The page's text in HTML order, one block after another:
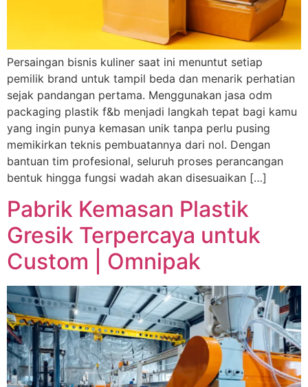
Persaingan bisnis kuliner saat ini menuntut setiap
pemilik brand untuk tampil beda dan menarik perhatian
sejak pandangan pertama. Menggunakan jasa odm
packaging plastik f&b menjadi langkah tepat bagi kamu
yang ingin punya kemasan unik tanpa perlu pusing
memikirkan teknis pembuatannya dari nol. Dengan
bantuan tim profesional, seluruh proses perancangan
bentuk hingga fungsi wadah akan disesuaikan […]
Pabrik Kemasan Plastik
Gresik Terpercaya untuk
Custom | Omnipak